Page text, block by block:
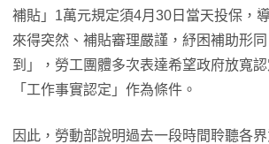
補貼」1萬元規定須4月30日當天投保，
來得突然、補貼審理嚴謹，紓困補助形
到」，勞工團體多次表達希望政府放寬
「工作事實認定」作為條件。
因此，勞動部說明過去一段時間聆聽各